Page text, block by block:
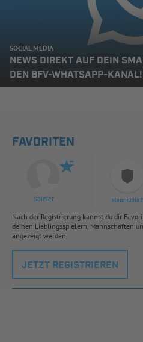
SOCIAL MEDIA
NEWS DIREKT AUF DEIN
DEN BFV-WHATSAPP-KANAL!
FAVORITEN
Spieler
Nach der Registrierung kannst du dir
deinen Lieblingsspielern, Mannschaften
angezeigt werden.
JETZT REGISTRIEREN